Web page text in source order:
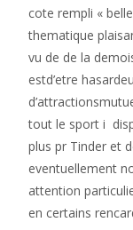
cote rempli «
thematique
vu de de la
estd’etre
tout le sport i
plus pr Tinder et
eventuellement
attention
en certains